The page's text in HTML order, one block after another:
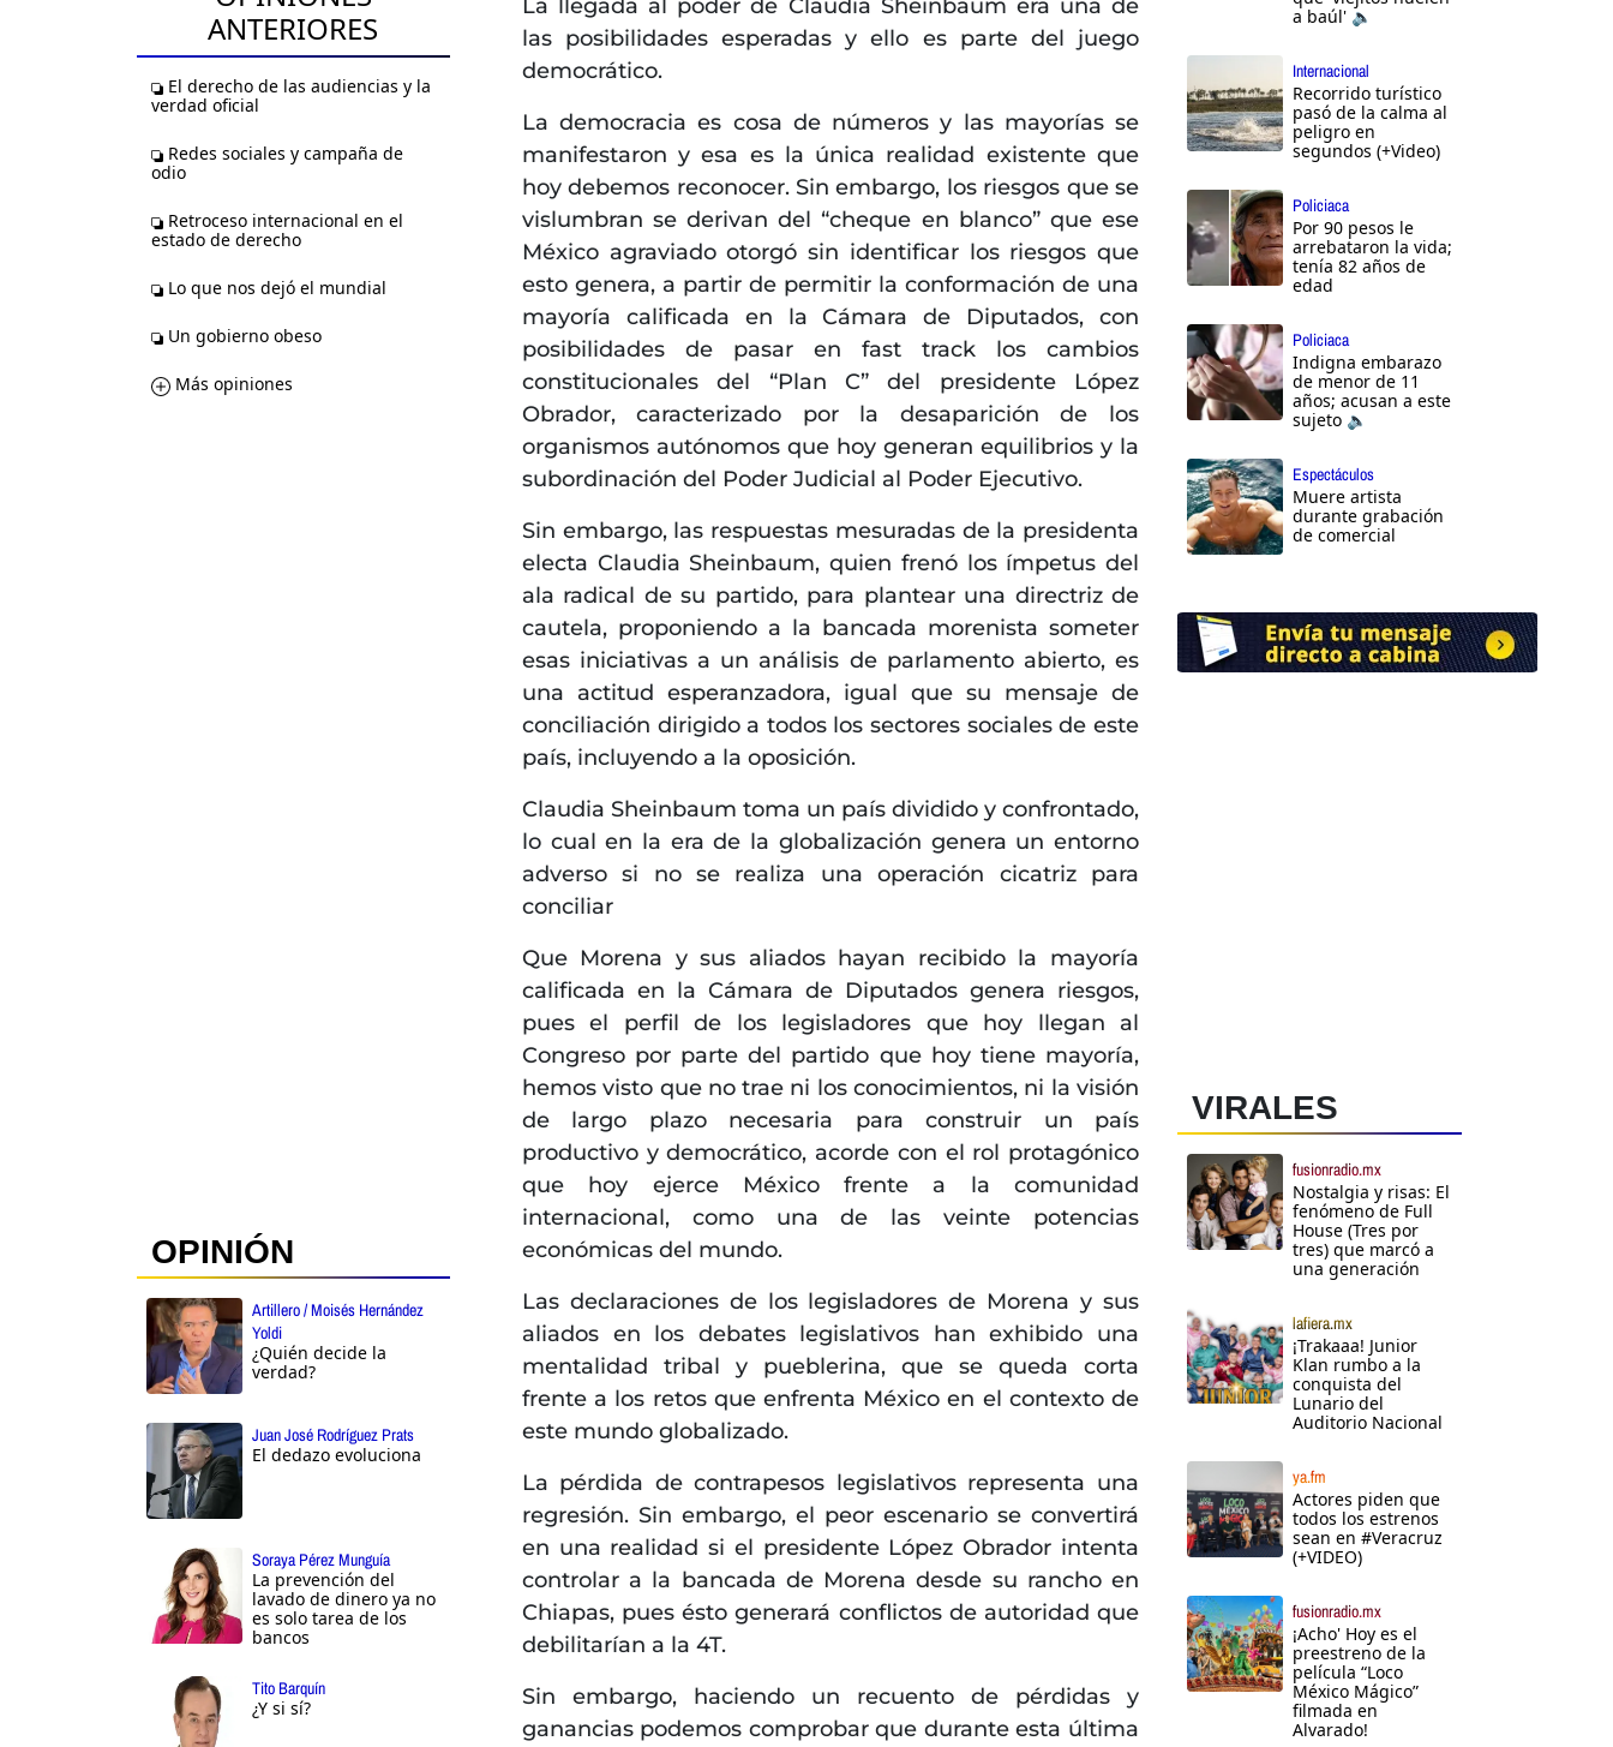
ANTERIORES
El derecho de las audiencias y la
verdad oficial
Redes sociales y campaña de
odio
Retroceso internacional en el
estado de derecho
Lo que nos dejó el mundial
Un gobierno obeso
Más opiniones
OPINIÓN
Artillero / Moisés Hernández
Yoldi
¿Quién decide la
verdad?
Juan José Rodríguez Prats
El dedazo evoluciona
Soraya Pérez Munguía
La prevención del
lavado de dinero ya no
es solo tarea de los
bancos
Tito Barquín
¿Y si sí?
La llegada al poder de Claudia Sheinbaum era una de
las posibilidades esperadas y ello es parte del juego
democrático.
La democracia es cosa de números y las mayorías se
manifestaron y esa es la única realidad existente que
hoy debemos reconocer. Sin embargo, los riesgos que se
vislumbran se derivan del “cheque en blanco” que ese
México agraviado otorgó sin identificar los riesgos que
esto genera, a partir de permitir la conformación de una
mayoría calificada en la Cámara de Diputados, con
posibilidades de pasar en fast track los cambios
constitucionales del “Plan C” del presidente López
Obrador, caracterizado por la desaparición de los
organismos autónomos que hoy generan equilibrios y la
subordinación del Poder Judicial al Poder Ejecutivo.
Sin embargo, las respuestas mesuradas de la presidenta
electa Claudia Sheinbaum, quien frenó los ímpetus del
ala radical de su partido, para plantear una directriz de
cautela, proponiendo a la bancada morenista someter
esas iniciativas a un análisis de parlamento abierto, es
una actitud esperanzadora, igual que su mensaje de
conciliación dirigido a todos los sectores sociales de este
país, incluyendo a la oposición.
Claudia Sheinbaum toma un país dividido y confrontado,
lo cual en la era de la globalización genera un entorno
adverso si no se realiza una operación cicatriz para
conciliar
Que Morena y sus aliados hayan recibido la mayoría
calificada en la Cámara de Diputados genera riesgos,
pues el perfil de los legisladores que hoy llegan al
Congreso por parte del partido que hoy tiene mayoría,
hemos visto que no trae ni los conocimientos, ni la visión
de largo plazo necesaria para construir un país
productivo y democrático, acorde con el rol protagónico
que hoy ejerce México frente a la comunidad
internacional, como una de las veinte potencias
económicas del mundo.
Las declaraciones de los legisladores de Morena y sus
aliados en los debates legislativos han exhibido una
mentalidad tribal y pueblerina, que se queda corta
frente a los retos que enfrenta México en el contexto de
este mundo globalizado.
La pérdida de contrapesos legislativos representa una
regresión. Sin embargo, el peor escenario se convertirá
en una realidad si el presidente López Obrador intenta
controlar a la bancada de Morena desde su rancho en
Chiapas, pues ésto generará conflictos de autoridad que
debilitarían a la 4T.
Sin embargo, haciendo un recuento de pérdidas y
ganancias podemos comprobar que durante esta última
a baúl' 🔈
Internacional
Recorrido turístico
pasó de la calma al
peligro en
segundos (+Video)
Policiaca
Por 90 pesos le
arrebataron la vida;
tenía 82 años de
edad
Policiaca
Indigna embarazo
de menor de 11
años; acusan a este
sujeto 🔈
Espectáculos
Muere artista
durante grabación
de comercial
VIRALES
fusionradio.mx
Nostalgia y risas: El
fenómeno de Full
House (Tres por
tres) que marcó a
una generación
lafiera.mx
¡Trakaaa! Junior
Klan rumbo a la
conquista del
Lunario del
Auditorio Nacional
ya.fm
Actores piden que
todos los estrenos
sean en #Veracruz
(+VIDEO)
fusionradio.mx
¡Acho' Hoy es el
preestreno de la
película “Loco
México Mágico”
filmada en
Alvarado!